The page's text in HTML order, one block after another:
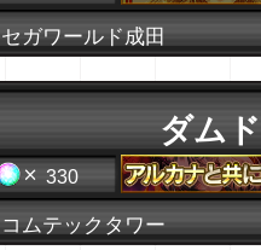
セガワールド成田
ダムド
330
コムテックタワー